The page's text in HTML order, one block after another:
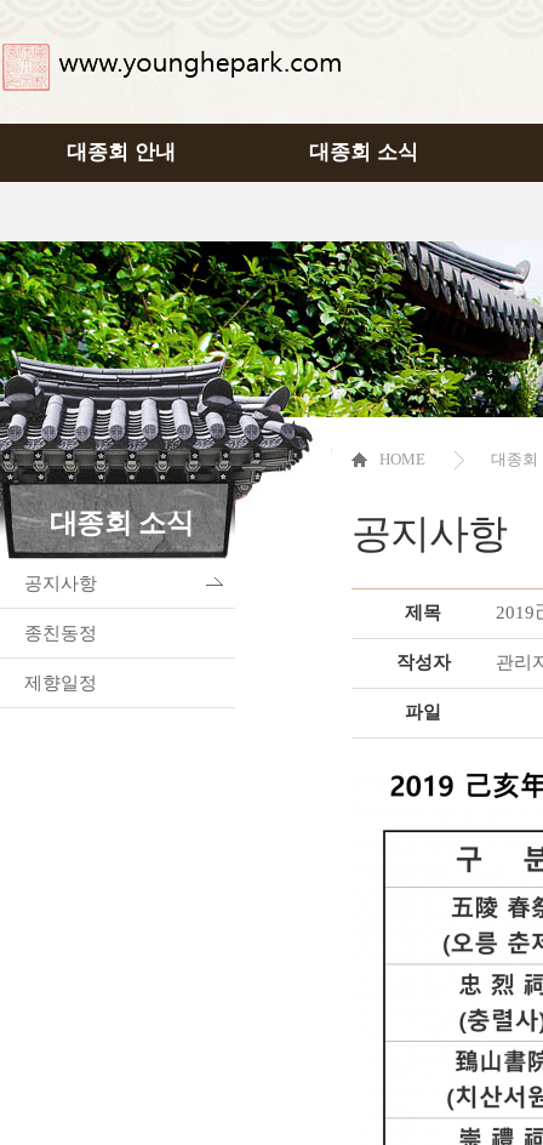
대종회 안내 대종회 소식
HOME 대종회
대종회 소식
공지사항
종친동정
제향일정
공지사항
제목 2019
작성자 관리
파일